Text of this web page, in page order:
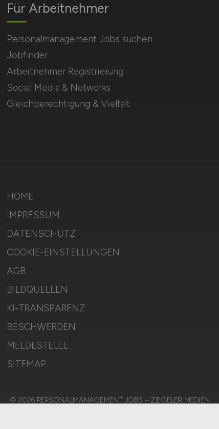
Für Arbeitnehmer
Personalmanagement Jobs suchen
Jobfinder
Arbeitnehmer Registrierung
Social Media & Networks
Gleichberechtigung & Vielfalt
HOME
IMPRESSUM
DATENSCHUTZ
COOKIE-EINSTELLUNGEN
AGB
BILDQUELLEN
KI-TRANSPARENZ
BESCHWERDEN
MELDESTELLE
SITEMAP
© 2026 PERSONALMANAGEMENT.JOBS – ZIEGELER MEDIEN